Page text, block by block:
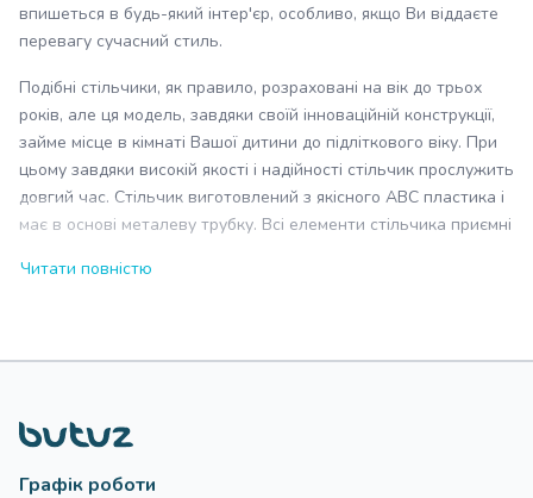
впишеться в будь-який інтер'єр, особливо, якщо Ви віддаєте
перевагу сучасний стиль.
Подібні стільчики, як правило, розраховані на вік до трьох
років, але ця модель, завдяки своїй інноваційній конструкції,
займе місце в кімнаті Вашої дитини до підліткового віку. При
цьому завдяки високій якості і надійності стільчик прослужить
довгий час. Стільчик виготовлений з якісного ABC пластика і
має в основі металеву трубку. Всі елементи стільчика приємні
для малюка. Продукція проходить строгий контроль якості і
Для новонародженого: використовується в якості
шезлонга для відпочинку і сну. Для цього необхідно
опустити сидіння в горизонтальне положення і
Читати повністю
Графік роботи